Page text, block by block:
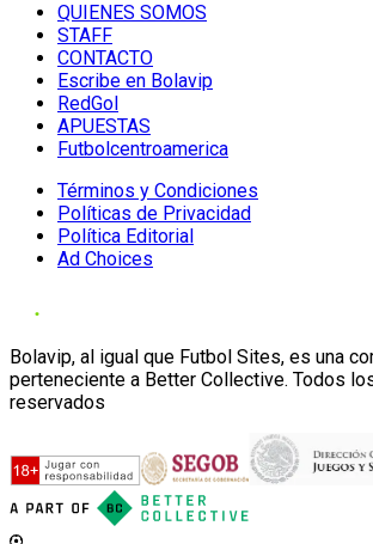
QUIENES SOMOS
STAFF
CONTACTO
Escribe en Bolavip
RedGol
APUESTAS
Futbolcentroamerica
Términos y Condiciones
Políticas de Privacidad
Política Editorial
Ad Choices
Bolavip, al igual que Futbol Sites, es una
perteneciente a Better Collective. Todos
reservados